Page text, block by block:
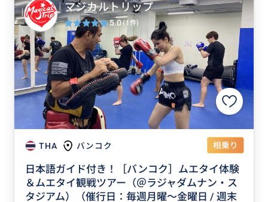
THA バンコク 相乗り
日本語ガイド付き！［バンコク］ムエタイ体験
＆ムエタイ観戦ツアー（＠ラジャダムナン・ス
タジアム）（催行日：毎週月曜～金曜日 / 週末
マジカルトリップ
5.0(1件)